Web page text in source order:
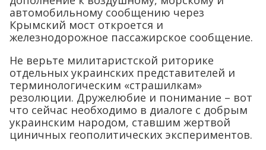
автомобильному сообщению через
Крымский мост откроется и
железнодорожное пассажирское сообщение.
Не верьте милитаристской риторике
отдельных украинских представителей и
терминологическим «страшилкам»
резолюции. Дружелюбие и понимание – вот
что сейчас необходимо в диалоге с добрым
украинским народом, ставшим жертвой
циничных геополитических экспериментов.